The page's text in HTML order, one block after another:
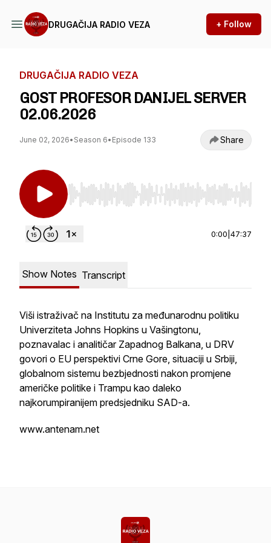
DRUGAČIJA RADIO VEZA + Follow
DRUGAČIJA RADIO VEZA
GOST PROFESOR DANIJEL SERVER
02.06.2026
June 02, 2026• Season 6• Episode 133 Share
Use Left/Right to seek, Home/End to jump to
0:00 47:37
Show Notes Transcript
Viši istraživač na Institutu za međunarodnu politiku
Univerziteta Johns Hopkins u Vašingtonu,
poznavalac i analitičar Zapadnog Balkana, u DRV
govori o EU perspektivi Crne Gore, situaciji u Srbiji,
globalnom sistemu bezbjednosti nakon promjene
američke politike i Trampu kao daleko
najkorumpiranijem predsjedniku SAD-a.
www.antenam.net